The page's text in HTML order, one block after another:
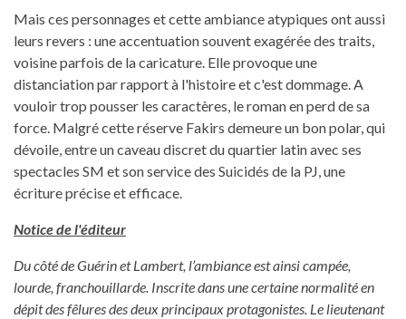
Mais ces personnages et cette ambiance atypiques ont aussi
leurs revers : une accentuation souvent exagérée des traits,
voisine parfois de la caricature. Elle provoque une
distanciation par rapport à l'histoire et c'est dommage. A
vouloir trop pousser les caractères, le roman en perd de sa
force. Malgré cette réserve Fakirs demeure un bon polar, qui
dévoile, entre un caveau discret du quartier latin avec ses
spectacles SM et son service des Suicidés de la PJ, une
écriture précise et efficace.
Notice de l'éditeur
Du côté de Guérin et Lambert, l’ambiance est ainsi campée,
lourde, franchouillarde. Inscrite dans une certaine normalité en
dépit des fêlures des deux principaux protagonistes. Le lieutenant